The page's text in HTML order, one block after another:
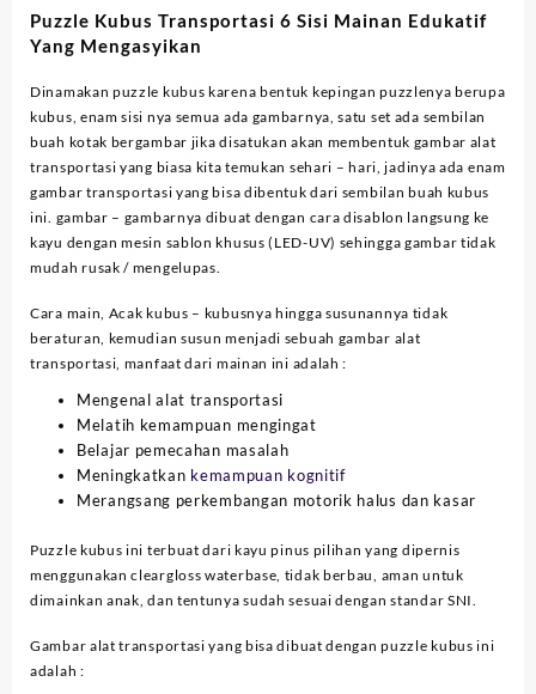
Puzzle Kubus Transportasi 6 Sisi Mainan Edukatif
Yang Mengasyikan
Dinamakan puzzle kubus karena bentuk kepingan puzzlenya berupa
kubus, enam sisi nya semua ada gambarnya, satu set ada sembilan
buah kotak bergambar jika disatukan akan membentuk gambar alat
transportasi yang biasa kita temukan sehari – hari, jadinya ada enam
gambar transportasi yang bisa dibentuk dari sembilan buah kubus
ini. gambar – gambarnya dibuat dengan cara disablon langsung ke
kayu dengan mesin sablon khusus (LED-UV) sehingga gambar tidak
mudah rusak / mengelupas.
Cara main, Acak kubus – kubusnya hingga susunannya tidak
beraturan, kemudian susun menjadi sebuah gambar alat
transportasi, manfaat dari mainan ini adalah :
Mengenal alat transportasi
Melatih kemampuan mengingat
Belajar pemecahan masalah
Meningkatkan kemampuan kognitif
Merangsang perkembangan motorik halus dan kasar
Puzzle kubus ini terbuat dari kayu pinus pilihan yang dipernis
menggunakan cleargloss waterbase, tidak berbau, aman untuk
dimainkan anak, dan tentunya sudah sesuai dengan standar SNI.
Gambar alat transportasi yang bisa dibuat dengan puzzle kubus ini
adalah :